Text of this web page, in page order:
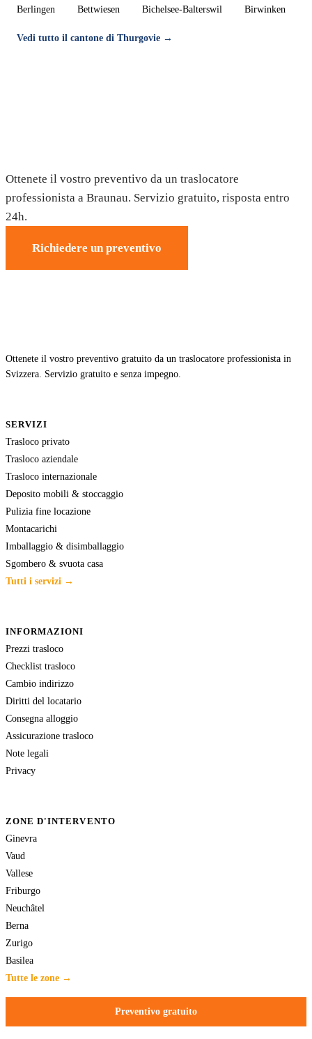
Berlingen Bettwiesen Bichelsee-Balterswil Birwinken
Vedi tutto il cantone di Thurgovie →
Ottenete il vostro preventivo da un traslocatore
professionista a Braunau. Servizio gratuito, risposta entro
24h.
Richiedere un preventivo
Ottenete il vostro preventivo gratuito da un traslocatore professionista in
Svizzera. Servizio gratuito e senza impegno.
SERVIZI
Trasloco privato
Trasloco aziendale
Trasloco internazionale
Deposito mobili & stoccaggio
Pulizia fine locazione
Montacarichi
Imballaggio & disimballaggio
Sgombero & svuota casa
Tutti i servizi →
INFORMAZIONI
Prezzi trasloco
Checklist trasloco
Cambio indirizzo
Diritti del locatario
Consegna alloggio
Assicurazione trasloco
Note legali
Privacy
ZONE D'INTERVENTO
Ginevra
Vaud
Vallese
Friburgo
Neuchâtel
Berna
Zurigo
Basilea
Tutte le zone →
Preventivo gratuito